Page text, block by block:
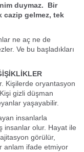
duymaz. Bir
cazip gelmez, tek
ne aç ne de
Ve bu başladıkları
Kişilerde oryantasyon
gizli düşman
yaşayabilir.
insanlarla
insanlar olur. Hayat ile
görülür,
anlam ifade etmiyor